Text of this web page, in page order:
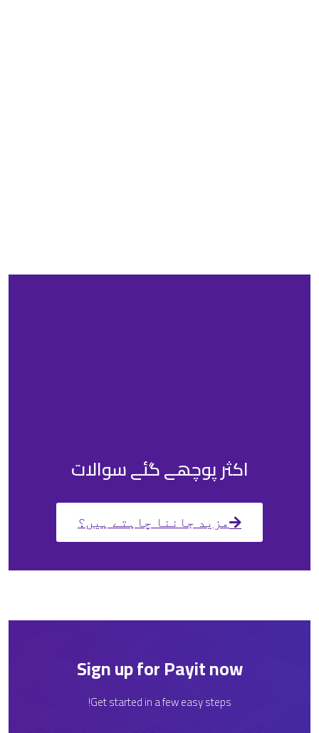
اکثر پوچھے گئے سوالات
مزید جاننا چاہتے ہیں؟
Sign up for Payit now
Get started in a few easy steps!